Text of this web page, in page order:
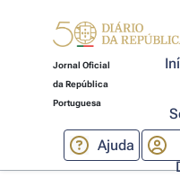
Jornal Oficial
da República
Portuguesa
Ajuda